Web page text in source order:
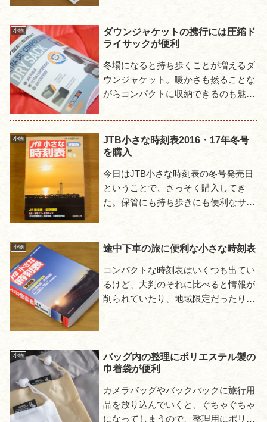
も持ち歩けるし、良いものを入手した
と思ったのも束の間、これが面...
小物
ダウンジャケットの携行には圧縮ド
ライサックが便利
冬場になると持ち歩くことが増えるダ
ウンジャケット。暖かさも然ることな
がらコンパクトに収納できるのも魅力
になるとはいえダウンの量が多いもの
だと結構かさばる。そこで私は詰...
小物
JTB小さな時刻表2016・17年冬号
を購入
今日はJTB小さな時刻表の冬号発売日
ということで、さっそく購入してき
た。保管にも持ち歩きにも便利なサイ
い、気がつけば2016年の春・夏・秋・
冬と4冊が揃ってしまった。
小物 途中下車の旅に便利な小さな時刻表
コンパクトな時刻表はいくつも出てい
るけど、大判のそれに比べると情報が
削られていたり、地域限定だったりし
て、ローカル線の小駅に降りるような
小物
バッグ内の整理にポリエステル製の
巾着袋が便利
カメラバッグやバックパックに旅行用
品を放り込んでいくと、ぐちゃぐちゃ
になってしまうので、整理用にポリエ